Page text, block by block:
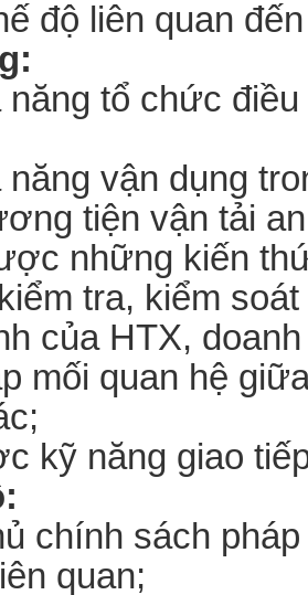
độ liên quan
năng tổ chức
năng vận dụng
tiện vận tải
những kiến
tra, kiểm
của HTX,
mối quan hệ
kỹ năng giao
chính sách
quan;